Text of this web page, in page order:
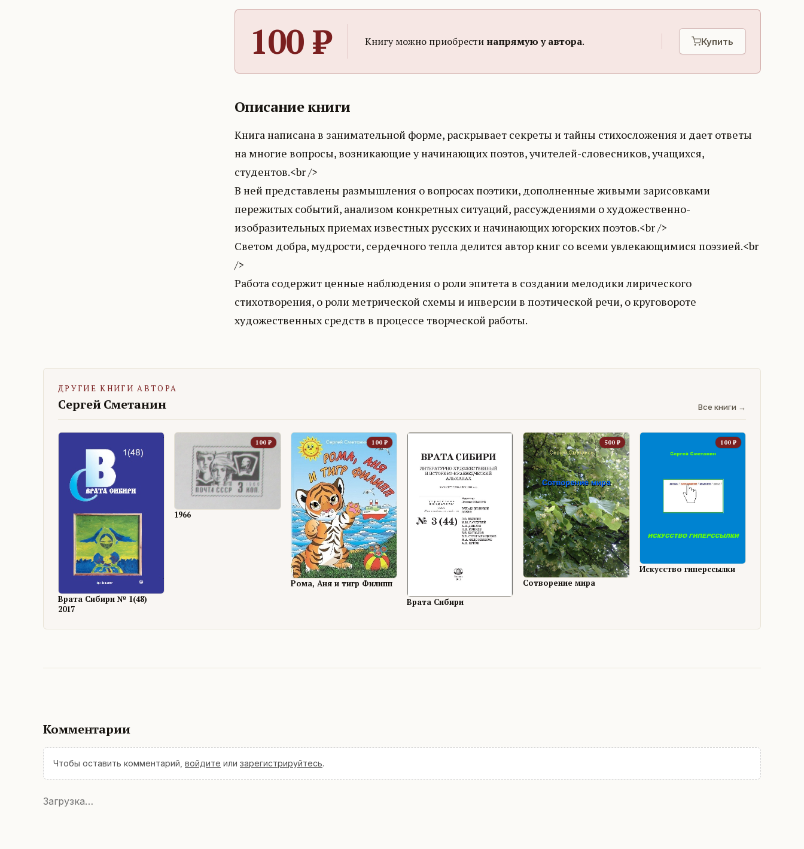
100 ₽ Книгу можно приобрести напрямую у автора. Купить
Описание книги
Книга написана в занимательной форме, раскрывает секреты и тайны стихосложения и дает ответы
на многие вопросы, возникающие у начинающих поэтов, учителей-словесников, учащихся,
студентов.<br />
В ней представлены размышления о вопросах поэтики, дополненные живыми зарисовками
пережитых событий, анализом конкретных ситуаций, рассуждениями о художественно-
изобразительных приемах известных русских и начинающих югорских поэтов.<br />
Светом добра, мудрости, сердечного тепла делится автор книг со всеми увлекающимися поэзией.<br
/>
Работа содержит ценные наблюдения о роли эпитета в создании мелодики лирического
стихотворения, о роли метрической схемы и инверсии в поэтической речи, о круговороте
художественных средств в процессе творческой работы.
ДРУГИЕ КНИГИ АВТОРА
Сергей Сметанин Все книги →
Врата Сибири № 1(48)
2017
100₽
1966
100₽
Рома, Аня и тигр Филипп
Врата Сибири
500₽
Сотворение мира
100₽
Искусство гиперссылки
Комментарии
Чтобы оставить комментарий, войдите или зарегистрируйтесь.
Загрузка…